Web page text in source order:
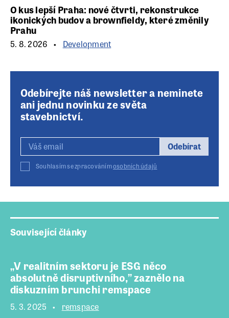
O kus lepší Praha: nové čtvrti, rekonstrukce
ikonických budov a brownfieldy, které změnily
Prahu
5. 8. 2026 Development
Odebírejte náš newsletter a neminete
ani jednu novinku ze světa
stavebnictví.
Odebírat
Souhlasím se zpracovánímosobních údajů
Související články
„V realitním sektoru je ESG něco
absolutně disruptivního,” zaznělo na
diskuzním brunchi remspace
5. 3. 2025
remspace